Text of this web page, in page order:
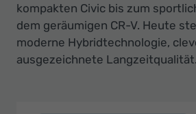
kompakten Civic bis zum
dem geräumigen CR-V. Heute
moderne Hybridtechnologie,
ausgezeichnete Langzeitqualität.